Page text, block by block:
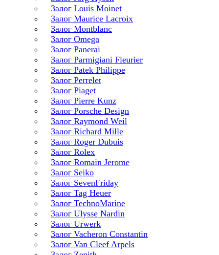
Залог Louis Moinet
Залог Maurice Lacroix
Залог Montblanc
Залог Omega
Залог Panerai
Залог Parmigiani Fleurier
Залог Patek Philippe
Залог Perrelet
Залог Piaget
Залог Pierre Kunz
Залог Porsche Design
Залог Raymond Weil
Залог Richard Mille
Залог Roger Dubuis
Залог Rolex
Залог Romain Jerome
Залог Seiko
Залог SevenFriday
Залог Tag Heuer
Залог TechnoMarine
Залог Ulysse Nardin
Залог Urwerk
Залог Vacheron Constantin
Залог Van Cleef Arpels